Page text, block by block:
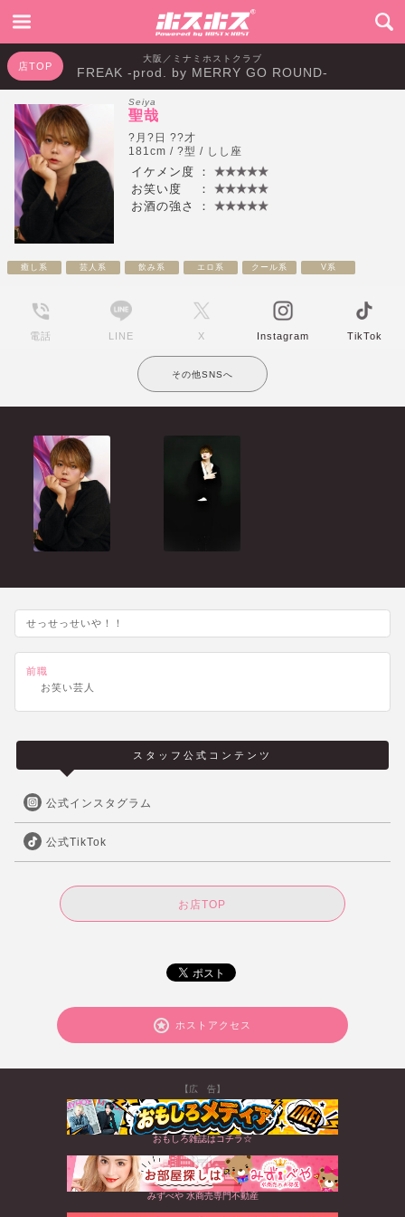
大阪／ミナミホストクラブ
FREAK -prod. by MERRY GO ROUND-
店TOP
Seiya
聖哉
?月?日 ??才
181cm / ?型 / しし座
イケメン度
：
お笑い度
：
お酒の強さ
：
癒し系 芸人系 飲み系 エロ系 クール系 V系
電話 LINE X Instagram TikTok
その他SNSへ
せっせっせいや！！
前職
お笑い芸人
スタッフ公式コンテンツ
公式インスタグラム
公式TikTok
お店TOP
ホストアクセス
【広 告】
おもしろ雑誌はコチラ☆
みずべや 水商売専門不動産